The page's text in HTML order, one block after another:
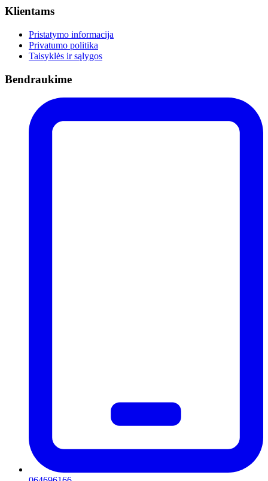
Klientams
Pristatymo informacija
Privatumo politika
Taisyklės ir sąlygos
Bendraukime